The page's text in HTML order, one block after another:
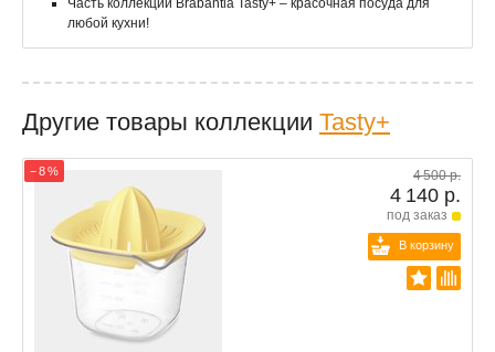
Часть коллекции Brabantia Tasty+ – красочная посуда для
любой кухни!
Другие товары коллекции Tasty+
− 8 % 4 500 р.
4 140 р.
под заказ
В корзину